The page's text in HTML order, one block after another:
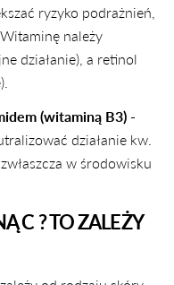
ryzyko podrażnień,
należy
działanie), a retinol
(witaminą B3) -
działanie kw.
w środowisku
C ? TO ZALEŻY